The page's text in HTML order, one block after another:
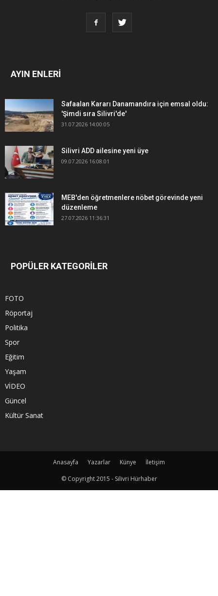
AYIN ENLERİ
Safaalan Kararı Danamandıra için emsal oldu:
'Şimdi sıra Silivri'de'
31.07.2026 14:00:05
Silivri ADD ailesine yeni üye
09.07.2026 16:08:01
MEB'den öğretmenlere nöbet görevinde yeni
düzenleme
27.07.2026 11:36:31
POPÜLER KATEGORİLER
FOTO
Röportaj
Politika
Spor
Eğitim
Yaşam
VİDEO
Güncel
Kültür Sanat
Anasayfa Yazarlar Künye
İletişim
© Copyright 2015 - Silivri Hürhaber